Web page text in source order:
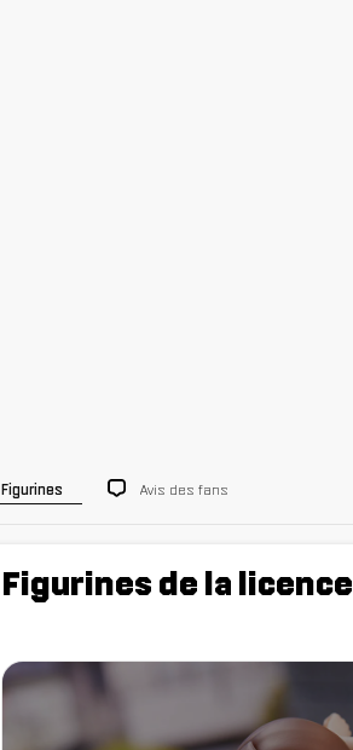
Figurines Avis des fans
Figurines de la licence